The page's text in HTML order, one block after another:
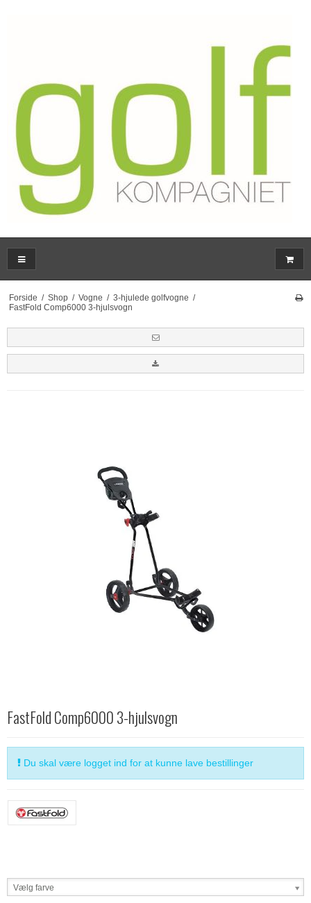
Forside / Shop / Vogne / 3-hjulede golfvogne /
FastFold Comp6000 3-hjulsvogn
FastFold Comp6000 3-hjulsvogn
Du skal være logget ind for at kunne lave bestillinger
Vælg farve